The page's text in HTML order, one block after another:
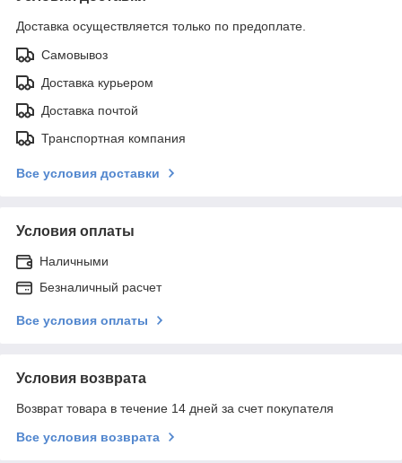
Доставка осуществляется только по предоплате.
Самовывоз
Доставка курьером
Доставка почтой
Транспортная компания
Все условия доставки
Условия оплаты
Наличными
Безналичный расчет
Все условия оплаты
Условия возврата
Возврат товара в течение 14 дней за счет покупателя
Все условия возврата